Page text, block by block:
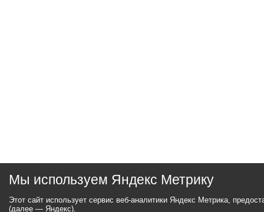
Мы используем Яндекс Метрику
Этот сайт использует сервис веб-аналитики Яндекс Метрика,
(далее — Яндекс).